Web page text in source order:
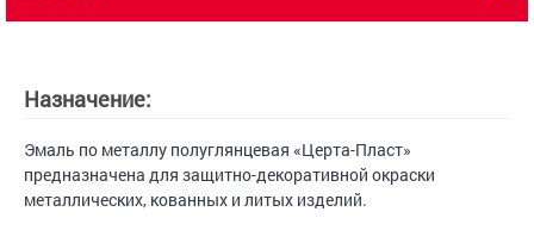
Назначение:
Эмаль по металлу полуглянцевая «Церта-Пласт»
предназначена для защитно-декоративной окраски
металлических, кованных и литых изделий.